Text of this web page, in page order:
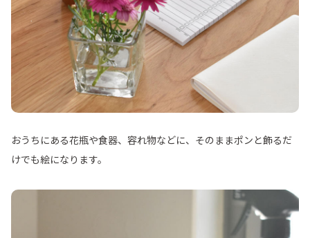
おうちにある花瓶や食器、容れ物などに、そのままポンと飾るだ
けでも絵になります。